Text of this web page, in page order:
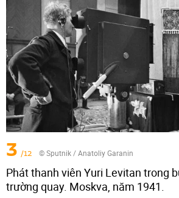
3 /12 © Sputnik / Anatoliy Garanin
Phát thanh viên Yuri Levitan trong
trường quay. Moskva, năm 1941.